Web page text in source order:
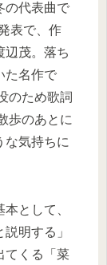
の代表曲で
表で、作
辺茂。落ち
た名作で
のため歌詞
歩のあとに
な気持ちに
として、
明する」
てくる「菜